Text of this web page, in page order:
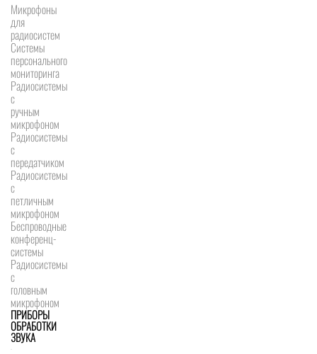
Микрофоны
для
радиосистем
Системы
персонального
мониторинга
Радиосистемы
c
ручным
микрофоном
Радиосистемы
с
передатчиком
Радиосистемы
с
петличным
микрофоном
Беспроводные
конференц-
системы
Радиосистемы
с
головным
микрофоном
ПРИБОРЫ
ОБРАБОТКИ
ЗВУКА